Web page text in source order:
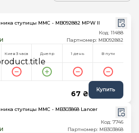
ступицы MMC - MB092882 MPW II
Код: 11488
Партномер: MB092882
Киев 3 часа Днепр 1 день В пути
67 ₴ Купить
ступицы MMC - MB303868 Lancer
Код: 7746
Партномер: MB303868